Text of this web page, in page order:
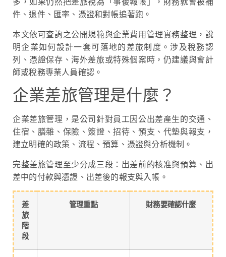
多，如果仍然把差旅視為「事後報帳」，財務就會被補
件、退件、匯率、憑證和對帳追著跑。
本文依可查詢之公開規範與企業費用管理實務整理，說
明企業如何設計一套可落地的差旅制度。涉及稅務認
列、憑證保存、海外差旅或特殊個案時，仍建議與會計
師或稅務專業人員確認。
企業差旅管理是什麼？
企業差旅管理，是公司針對員工因公出差產生的交通、
住宿、膳雜、保險、簽證、招待、預支、代墊與報支，
建立明確的政策、流程、預算、憑證與分析機制。
完整差旅管理至少分成三段：出差前的核准與預算、出
差中的付款與憑證、出差後的報支與入帳。
差
旅
階
段
管理重點 財務要確認什麼